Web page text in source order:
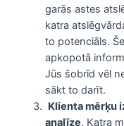
garās astes
katra
to potenciāls.
apkopotā
Jūs šobrīd vēl
sākt to darīt.
Klienta mērķu
analīze. Katra